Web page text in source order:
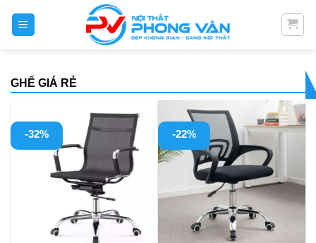
GHẾ GIÁ RẺ
-32% -22%